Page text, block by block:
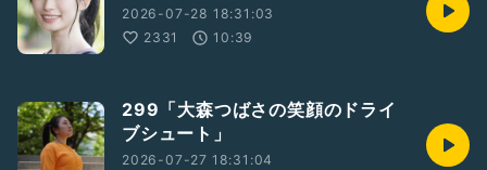
2026-07-28 18:31:03
2331
10:39
299「大森つばさの笑顔のドライ
ブシュート」
2026-07-27 18:31:04